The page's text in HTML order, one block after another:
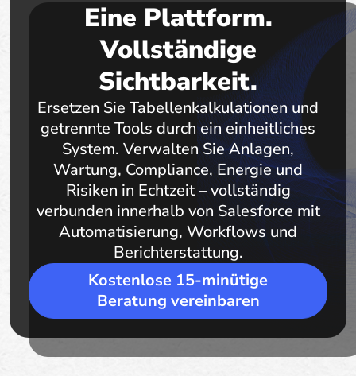
Eine Plattform.
Vollständige
Sichtbarkeit.
Ersetzen Sie Tabellenkalkulationen und
getrennte Tools durch ein einheitliches
System. Verwalten Sie Anlagen,
Wartung, Compliance, Energie und
Risiken in Echtzeit – vollständig
verbunden innerhalb von Salesforce mit
Automatisierung, Workflows und
Berichterstattung.
Kostenlose 15-minütige
Beratung vereinbaren